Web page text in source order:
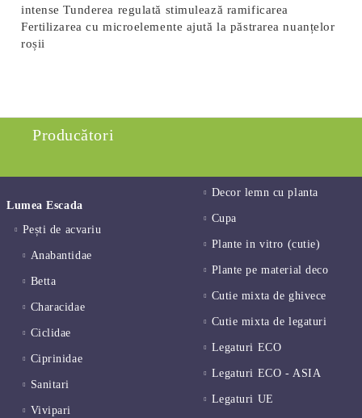
intense Tunderea regulată stimulează ramificarea
Fertilizarea cu microelemente ajută la păstrarea nuanțelor
roșii
Producători
Lumea Escada
Pești de acvariu
Anabantidae
Betta
Characidae
Ciclidae
Ciprinidae
Sanitari
Vivipari
Decor lemn cu planta
Cupa
Plante in vitro (cutie)
Plante pe material deco
Cutie mixta de ghivece
Cutie mixta de legaturi
Legaturi ECO
Legaturi ECO - ASIA
Legaturi UE